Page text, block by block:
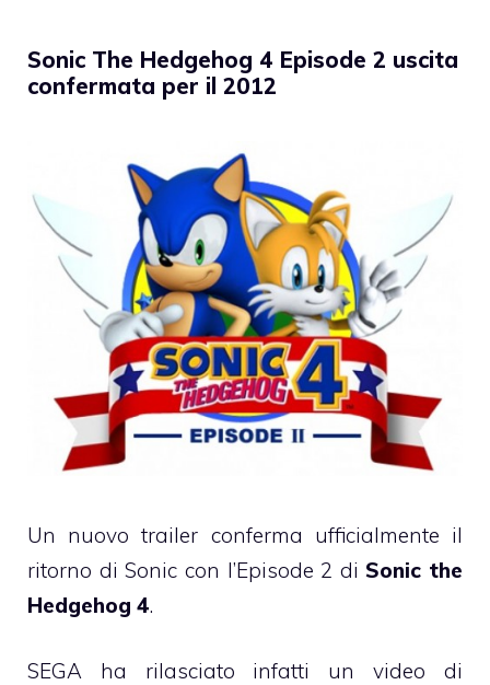
Sonic The Hedgehog 4 Episode 2 uscita
confermata per il 2012
Un nuovo trailer conferma ufficialmente il
ritorno di Sonic con l’Episode 2 diSonic the
Hedgehog 4.
SEGA ha rilasciato infatti un video di